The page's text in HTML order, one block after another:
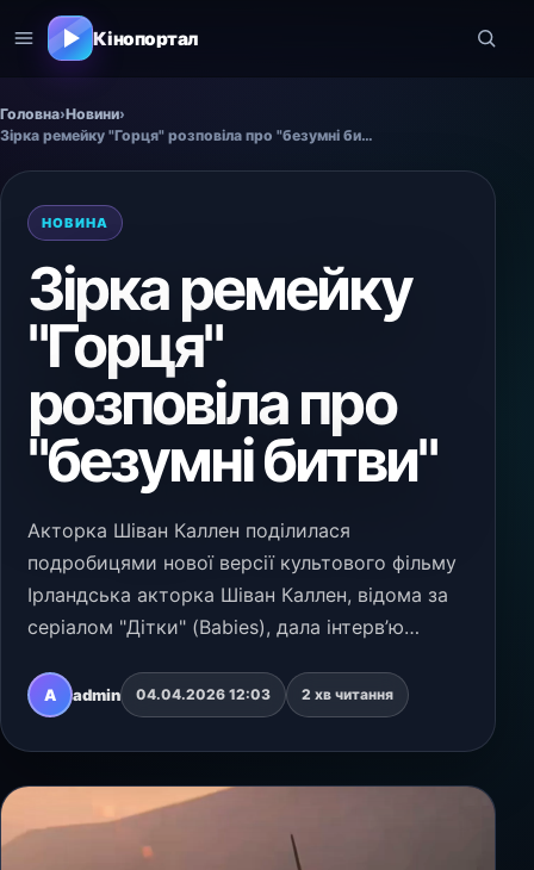
Кінопортал
Головна›Новини›
Зірка ремейку "Горця" розповіла про "безумні битви"
НОВИНА
Зірка ремейку
"Горця"
розповіла про
"безумні битви"
Акторка Шіван Каллен поділилася
подробицями нової версії культового фільму
Ірландська акторка Шіван Каллен, відома за
серіалом "Дітки" (Babies), дала інтерв’ю
перезапуску культового фільму "Горець"
(Highlander). Зйом…
A admin 04.04.2026 12:03 2 хв читання